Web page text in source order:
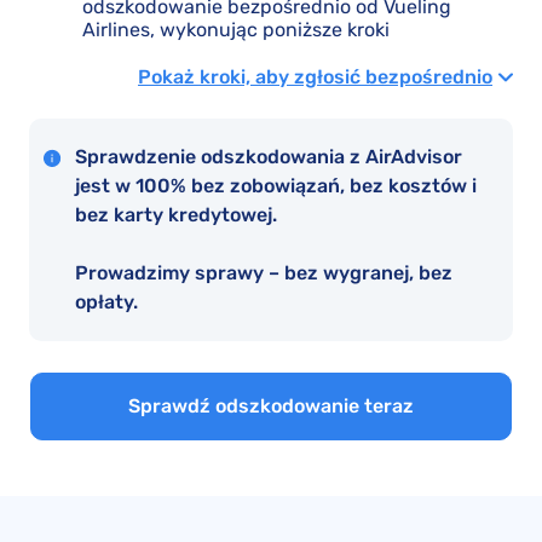
odszkodowanie bezpośrednio od Vueling
Airlines, wykonując poniższe kroki
Pokaż kroki, aby zgłosić bezpośrednio
Sprawdzenie odszkodowania z AirAdvisor
jest w 100% bez zobowiązań, bez kosztów i
bez karty kredytowej.
Prowadzimy sprawy – bez wygranej, bez
opłaty.
Sprawdź odszkodowanie teraz